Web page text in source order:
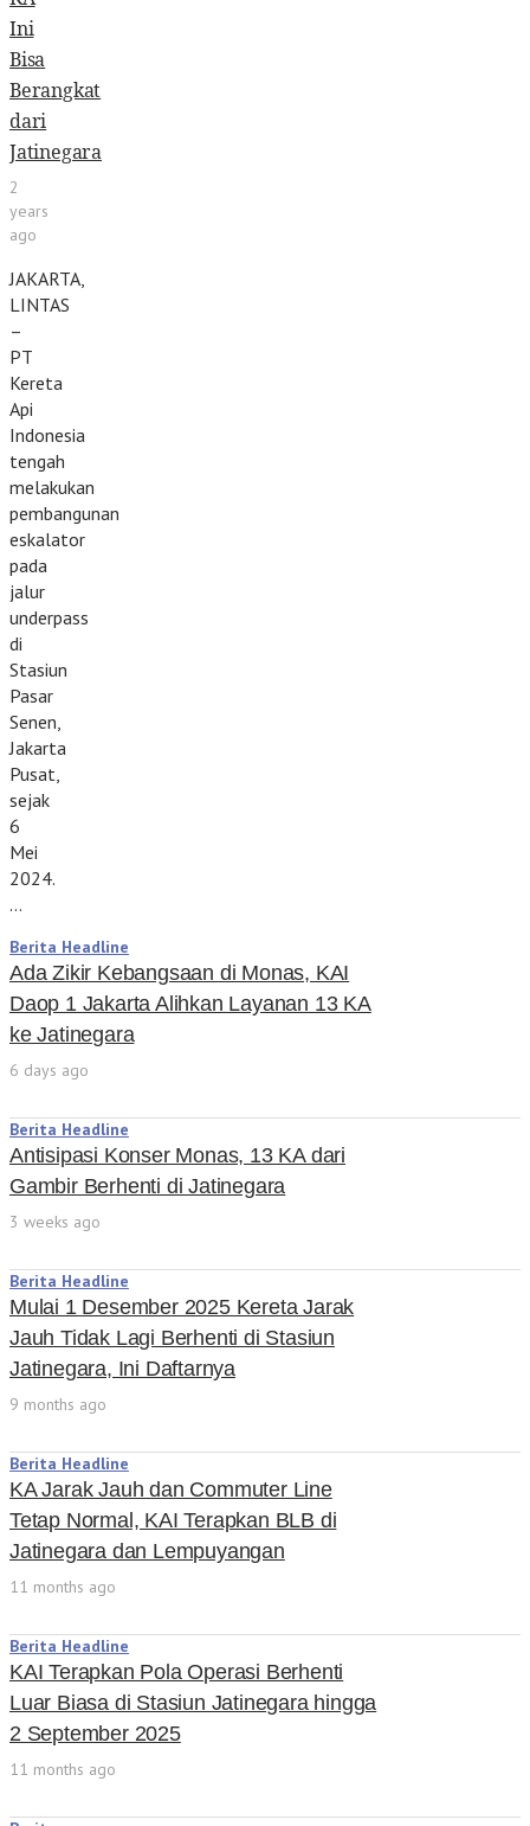
Ini
Bisa
Berangkat
dari
Jatinegara
2
years
ago
JAKARTA,
LINTAS
–
PT
Kereta
Api
Indonesia
tengah
melakukan
pembangunan
eskalator
pada
jalur
underpass
di
Stasiun
Pasar
Senen,
Jakarta
Pusat,
sejak
6
Mei
2024.
…
Berita Headline
Ada Zikir Kebangsaan di Monas, KAI
Daop 1 Jakarta Alihkan Layanan 13 KA
ke Jatinegara
6 days ago
Berita Headline
Antisipasi Konser Monas, 13 KA dari
Gambir Berhenti di Jatinegara
3 weeks ago
Berita Headline
Mulai 1 Desember 2025 Kereta Jarak
Jauh Tidak Lagi Berhenti di Stasiun
Jatinegara, Ini Daftarnya
9 months ago
Berita Headline
KA Jarak Jauh dan Commuter Line
Tetap Normal, KAI Terapkan BLB di
Jatinegara dan Lempuyangan
11 months ago
Berita Headline
KAI Terapkan Pola Operasi Berhenti
Luar Biasa di Stasiun Jatinegara hingga
2 September 2025
11 months ago